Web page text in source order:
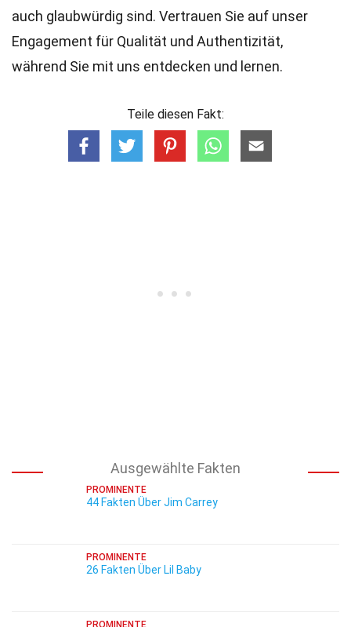
auch glaubwürdig sind. Vertrauen Sie auf unser
Engagement für Qualität und Authentizität,
während Sie mit uns entdecken und lernen.
Teile diesen Fakt:
Ausgewählte Fakten
PROMINENTE
44 Fakten Über Jim Carrey
PROMINENTE
26 Fakten Über Lil Baby
PROMINENTE